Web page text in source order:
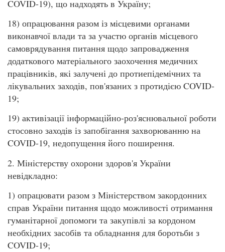
COVID-19), що надходять в Україну;
18) опрацювання разом із місцевими органами
виконавчої влади та за участю органів місцевого
самоврядування питання щодо запровадження
додаткового матеріального заохочення медичних
працівників, які залучені до протиепідемічних та
лікувальних заходів, пов'язаних з протидією COVID-
19;
19) активізації інформаційно-роз'яснювальної роботи
стосовно заходів із запобігання захворюванню на
COVID-19, недопущення його поширення.
2. Міністерству охорони здоров'я України
невідкладно:
1) опрацювати разом з Міністерством закордонних
справ України питання щодо можливості отримання
гуманітарної допомоги та закупівлі за кордоном
необхідних засобів та обладнання для боротьби з
COVID-19;